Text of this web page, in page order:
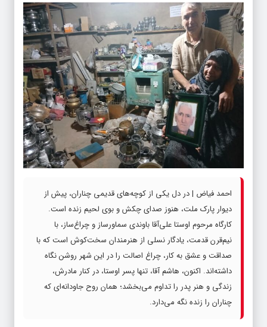
احمد فیاض | در دل یکی از کوچه‌های قدیمی چناران، پیش از
دیوار پارک ملت، هنوز صدای چکش و بوی لحیم زنده است.
کارگاه مرحوم اوستا علی‌آقا باوندی سماورساز و چراغ‌ساز، با
نیم‌قرن قدمت، یادگار نسلی از هنرمندان سخت‌کوش است که با
صداقت و عشق به کار، چراغ اصالت را در این شهر روشن نگاه
داشته‌اند. اکنون، هاشم آقا، تنها پسر اوستا، در کنار مادرش،
زندگی و هنر پدر را تداوم می‌بخشد؛ همان روح جاودانه‌ای که
چناران را زنده نگه می‌دارد.